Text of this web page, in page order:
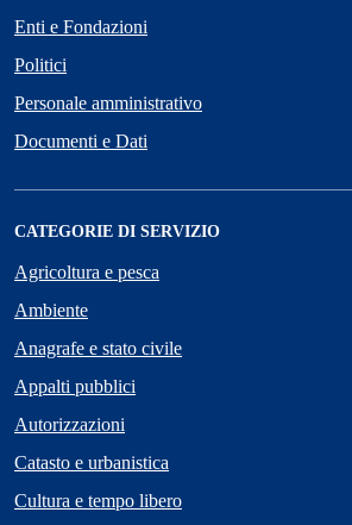
Enti e Fondazioni
Politici
Personale amministrativo
Documenti e Dati
CATEGORIE DI SERVIZIO
Agricoltura e pesca
Ambiente
Anagrafe e stato civile
Appalti pubblici
Autorizzazioni
Catasto e urbanistica
Cultura e tempo libero